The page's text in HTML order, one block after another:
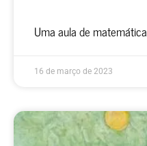
Uma aula de matemática
16 de março de 2023